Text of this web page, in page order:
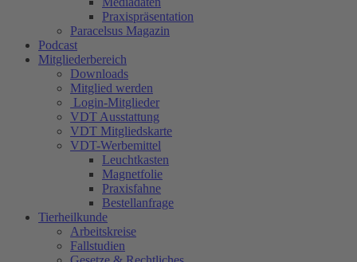
Praxispräsentation
Paracelsus Magazin
Podcast
Mitgliederbereich
Downloads
Mitglied werden
Login-Mitglieder
VDT Ausstattung
VDT Mitgliedskarte
VDT-Werbemittel
Leuchtkasten
Magnetfolie
Praxisfahne
Bestellanfrage
Tierheilkunde
Arbeitskreise
Fallstudien